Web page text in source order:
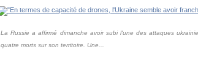
La Russie a affirmé dimanche avoir subi l'une des attaques
quatre morts sur son territoire. Une...